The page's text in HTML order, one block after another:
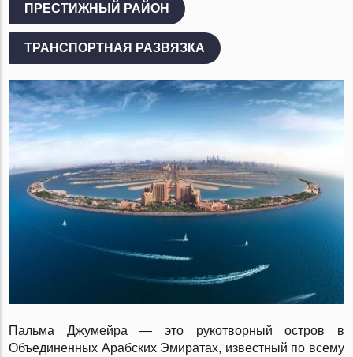
ПРЕСТИЖНЫЙ РАЙОН
ТРАНСПОРТНАЯ РАЗВЯЗКА
Пальма Джумейра — это рукотворный остров в
Объединенных Арабских Эмиратах, известный по всему